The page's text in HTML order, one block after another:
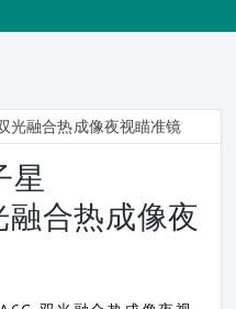
星
合热成像夜